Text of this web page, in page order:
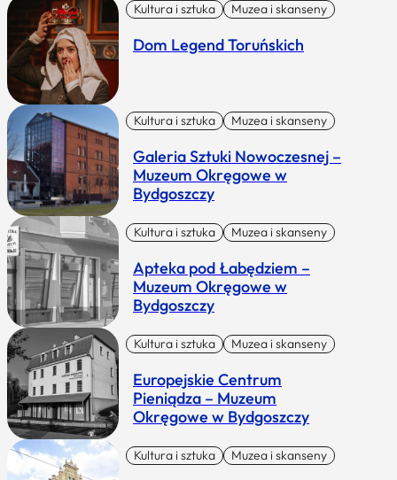
Kultura i sztuka Muzea i skanseny
Dom Legend Toruńskich
Kultura i sztuka Muzea i skanseny
Galeria Sztuki Nowoczesnej –
Muzeum Okręgowe w
Bydgoszczy
Kultura i sztuka Muzea i skanseny
Apteka pod Łabędziem –
Muzeum Okręgowe w
Bydgoszczy
Kultura i sztuka Muzea i skanseny
Europejskie Centrum
Pieniądza – Muzeum
Okręgowe w Bydgoszczy
Kultura i sztuka Muzea i skanseny